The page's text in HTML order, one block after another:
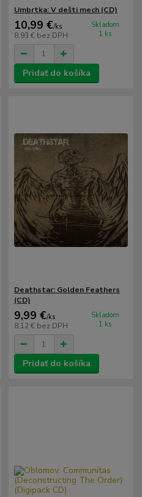
Umbrtka: V dešti mech (CD)
10,99 €/ks
8,93 € bez DPH
Skladom
1 ks
Pridať do košíka
Deathstar: Golden Feathers
(CD)
9,99 €/ks
8,12 € bez DPH
Skladom
1 ks
Pridať do košíka